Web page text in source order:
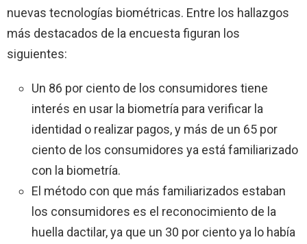
nuevas tecnologías biométricas. Entre los hallazgos
más destacados de la encuesta figuran los
siguientes:
Un 86 por ciento de los consumidores tiene
interés en usar la biometría para verificar la
identidad o realizar pagos, y más de un 65 por
ciento de los consumidores ya está familiarizado
con la biometría.
El método con que más familiarizados estaban
los consumidores es el reconocimiento de la
huella dactilar, ya que un 30 por ciento ya lo había